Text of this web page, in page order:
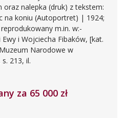
oraz nalepka (druk) z tekstem:
na koniu (Autoportret) | 1924;
m.in. w:-
i Wojciecha Fibaków, [kat.
Narodowe w
213, il.
za 65 000 zł